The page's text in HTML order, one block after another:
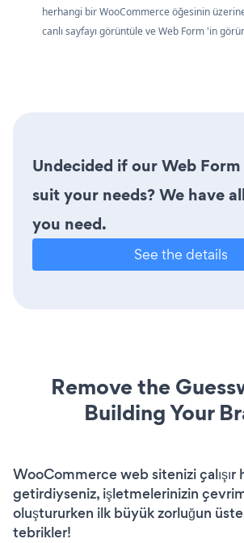
herhangi bir WooCommerce öğesinin üzerine
canlı sayfayı görüntüle ve Web Form 'in
Undecided if our Web
suit your needs? We have
you need.
See the details
Remove the
Building Your
WooCommerce web sitenizi çalışır
getirdiyseniz, işletmelerinizin
oluştururken ilk büyük zorluğun
tebrikler!